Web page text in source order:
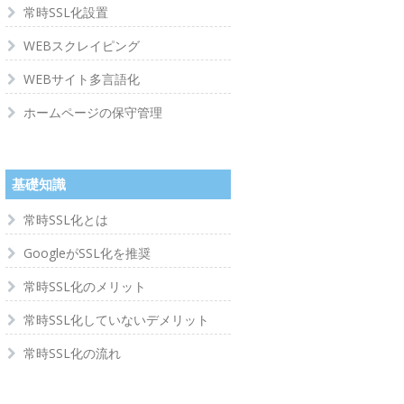
常時SSL化設置
WEBスクレイピング
WEBサイト多言語化
ホームページの保守管理
基礎知識
常時SSL化とは
GoogleがSSL化を推奨
常時SSL化のメリット
常時SSL化していないデメリット
常時SSL化の流れ